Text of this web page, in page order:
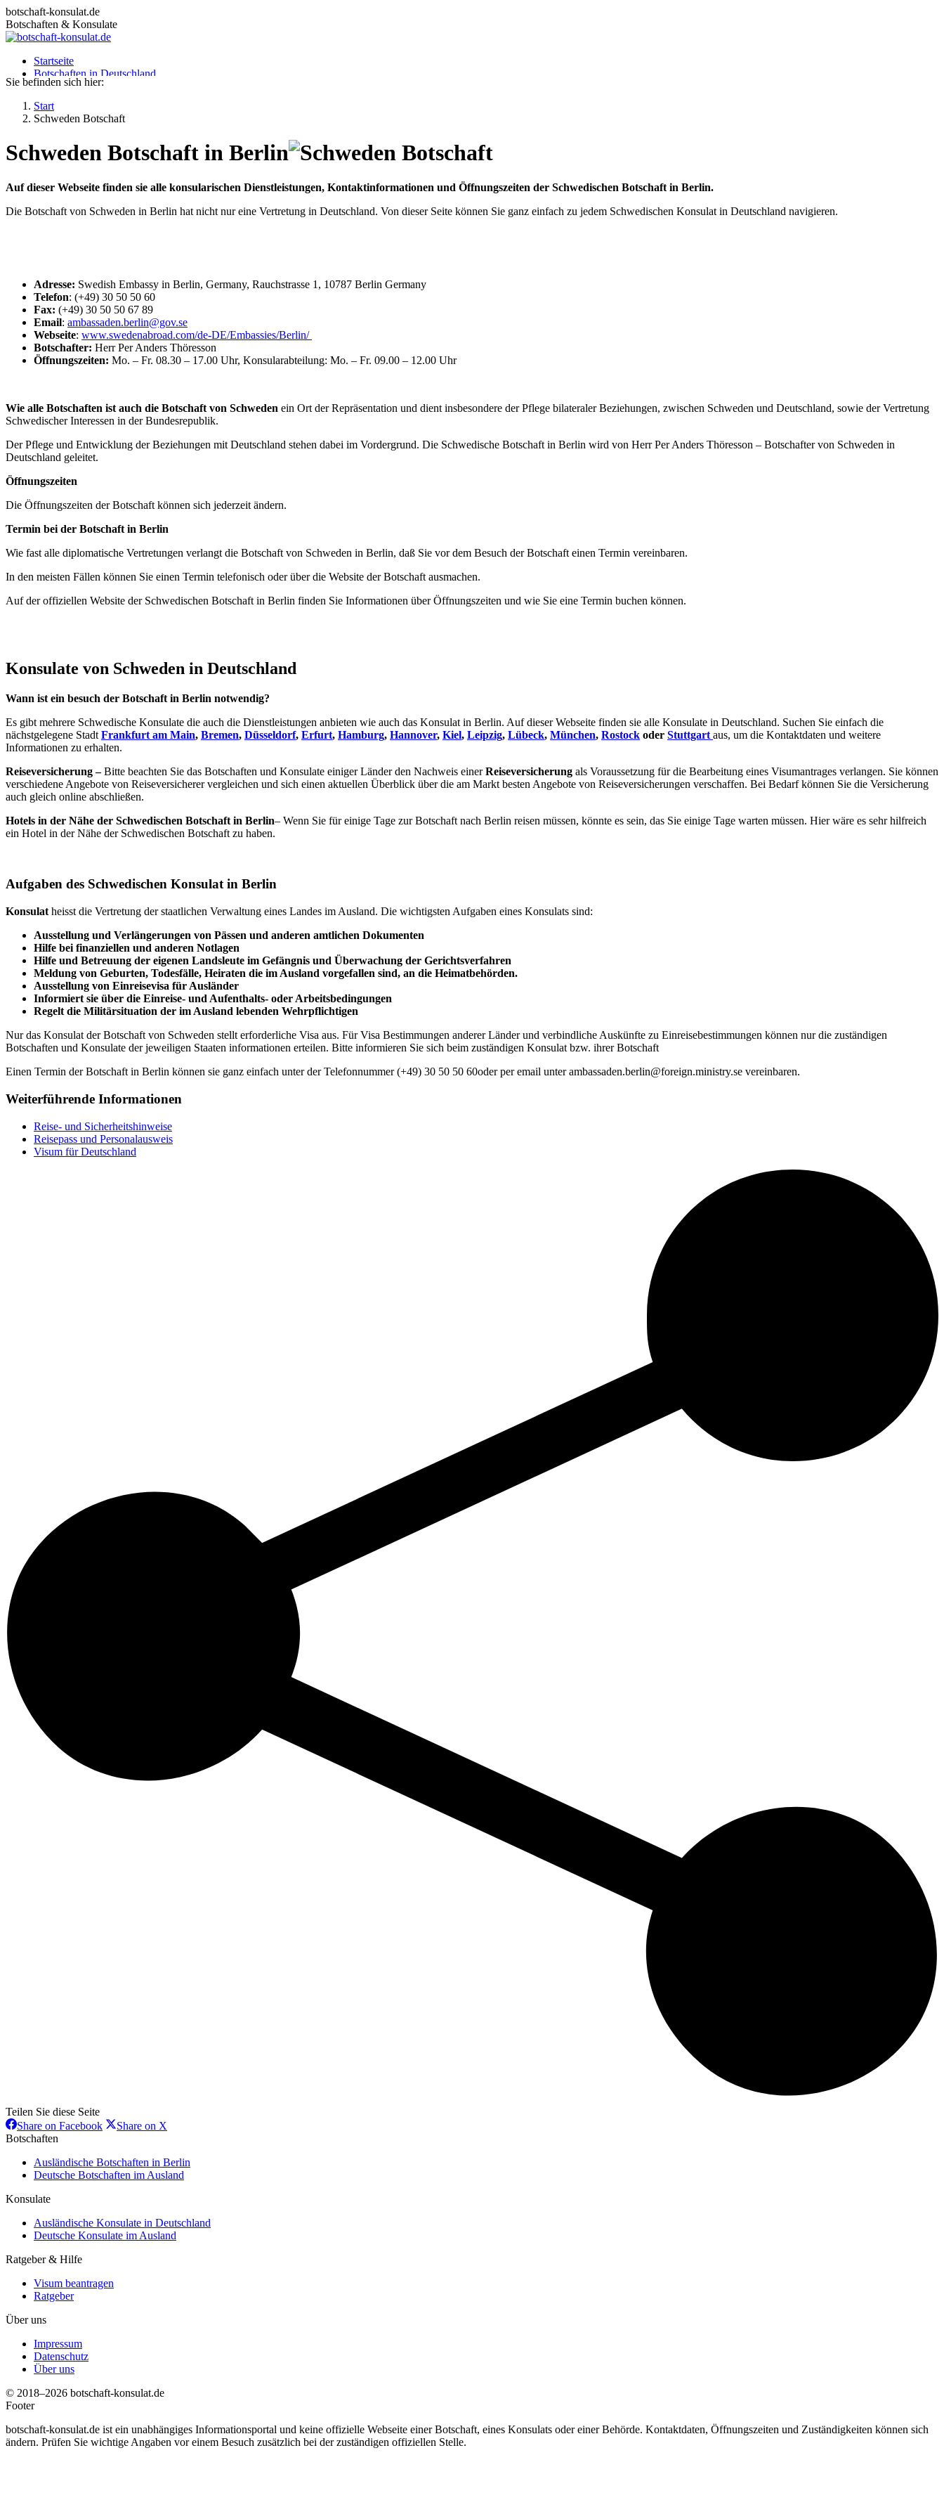
Zum
Inhalt
springen
botschaft-konsulat.de
Botschaften & Konsulate
Startseite
Botschaften in Deutschland
Botschaften im Ausland
Deutsche Konsulate im Ausland
Visum beantragen
Sie befinden sich hier:
Start
Schweden Botschaft
Schweden Botschaft in Berlin
Auf dieser Webseite finden sie alle konsularischen Dienstleistungen, Kontaktinformationen und Öffnungszeiten der Schwedischen Botschaft in Berlin.
Die Botschaft von Schweden in Berlin hat nicht nur eine Vertretung in Deutschland. Von dieser Seite können Sie ganz einfach zu jedem Schwedischen Konsulat in Deutschland navigieren.
Adresse: Swedish Embassy in Berlin, Germany, Rauchstrasse 1, 10787 Berlin Germany
Telefon: (+49) 30 50 50 60
Fax: (+49) 30 50 50 67 89
Email: ambassaden.berlin@gov.se
Webseite: www.swedenabroad.com/de-DE/Embassies/Berlin/
Botschafter: Herr Per Anders Thöresson
Öffnungszeiten: Mo. – Fr. 08.30 – 17.00 Uhr, Konsularabteilung: Mo. – Fr. 09.00 – 12.00 Uhr
Wie alle Botschaften ist auch die Botschaft von Schweden ein Ort der Repräsentation und dient insbesondere der Pflege bilateraler Beziehungen, zwischen Schweden und Deutschland, sowie der Vertretung
Schwedischer Interessen in der Bundesrepublik.
Der Pflege und Entwicklung der Beziehungen mit Deutschland stehen dabei im Vordergrund. Die Schwedische Botschaft in Berlin wird von Herr Per Anders Thöresson – Botschafter von Schweden in
Deutschland geleitet.
Öffnungszeiten
Die Öffnungszeiten der Botschaft können sich jederzeit ändern.
Termin bei der Botschaft in Berlin
Wie fast alle diplomatische Vertretungen verlangt die Botschaft von Schweden in Berlin, daß Sie vor dem Besuch der Botschaft einen Termin vereinbaren.
In den meisten Fällen können Sie einen Termin telefonisch oder über die Website der Botschaft ausmachen.
Auf der offiziellen Website der Schwedischen Botschaft in Berlin finden Sie Informationen über Öffnungszeiten und wie Sie eine Termin buchen können.
Konsulate von Schweden in Deutschland
Wann ist ein besuch der Botschaft in Berlin notwendig?
Es gibt mehrere Schwedische Konsulate die auch die Dienstleistungen anbieten wie auch das Konsulat in Berlin. Auf dieser Webseite finden sie alle Konsulate in Deutschland. Suchen Sie einfach die
nächstgelegene Stadt Frankfurt am Main, Bremen, Düsseldorf, Erfurt, Hamburg, Hannover, Kiel, Leipzig, Lübeck, München, Rostock oder Stuttgart aus, um die Kontaktdaten und weitere
Informationen zu erhalten.
Reiseversicherung –Bitte beachten Sie das Botschaften und Konsulate einiger Länder den Nachweis einerReiseversicherung als Voraussetzung für die Bearbeitung eines Visumantrages verlangen. Sie können
verschiedene Angebote von Reiseversicherer vergleichen und sich einen aktuellen Überblick über die am Markt besten Angebote von Reiseversicherungen verschaffen. Bei Bedarf können Sie die Versicherung
auch gleich online abschließen.
Hotels in der Nähe der Schwedischen Botschaft in Berlin– Wenn Sie für einige Tage zur Botschaft nach Berlin reisen müssen, könnte es sein, das Sie einige Tage warten müssen. Hier wäre es sehr hilfreich
ein Hotel in der Nähe der Schwedischen Botschaft zu haben.
Aufgaben des Schwedischen Konsulat in Berlin
Konsulat heisst die Vertretung der staatlichen Verwaltung eines Landes im Ausland. Die wichtigsten Aufgaben eines Konsulats sind:
Ausstellung und Verlängerungen von Pässen und anderen amtlichen Dokumenten
Hilfe bei finanziellen und anderen Notlagen
Hilfe und Betreuung der eigenen Landsleute im Gefängnis und Überwachung der Gerichtsverfahren
Meldung von Geburten, Todesfälle, Heiraten die im Ausland vorgefallen sind, an die Heimatbehörden.
Ausstellung von Einreisevisa für Ausländer
Informiert sie über die Einreise- und Aufenthalts- oder Arbeitsbedingungen
Regelt die Militärsituation der im Ausland lebenden Wehrpflichtigen
Nur das Konsulat der Botschaft von Schweden stellt erforderliche Visa aus. Für Visa Bestimmungen anderer Länder und verbindliche Auskünfte zu Einreisebestimmungen können nur die zuständigen
Botschaften und Konsulate der jeweiligen Staaten informationen erteilen. Bitte informieren Sie sich beim zuständigen Konsulat bzw. ihrer Botschaft
Einen Termin der Botschaft in Berlin können sie ganz einfach unter der Telefonnummer (+49) 30 50 50 60oder per email unter ambassaden.berlin@foreign.ministry.se vereinbaren.
Weiterführende Informationen
Reise- und Sicherheitshinweise
Reisepass und Personalausweis
Visum für Deutschland
Teilen Sie diese Seite
Share on FacebookShareShare on X
Botschaften
Ausländische Botschaften in Berlin
Deutsche Botschaften im Ausland
Konsulate
Ausländische Konsulate in Deutschland
Deutsche Konsulate im Ausland
Ratgeber & Hilfe
Visum beantragen
Ratgeber
Über uns
Impressum
Datenschutz
Über uns
© 2018–2026 botschaft-konsulat.de
Footer
botschaft-konsulat.de ist ein unabhängiges Informationsportal und keine offizielle Webseite einer Botschaft, eines Konsulats oder einer Behörde. Kontaktdaten, Öffnungszeiten und Zuständigkeiten können sich
ändern. Prüfen Sie wichtige Angaben vor einem Besuch zusätzlich bei der zuständigen offiziellen Stelle.